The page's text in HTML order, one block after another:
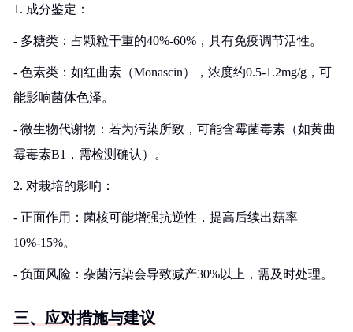
1. 成分鉴定：
- 多糖类：占颗粒干重的40%-60%，具有免疫调节活性。
- 色素类：如红曲素（Monascin），浓度约0.5-1.2mg/g，可
能影响菌体色泽。
- 微生物代谢物：若为污染所致，可能含霉菌毒素（如黄曲
霉毒素B1，需检测确认）。
2. 对栽培的影响：
- 正面作用：菌核可能增强抗逆性，提高后续出菇率
10%-15%。
- 负面风险：杂菌污染会导致减产30%以上，需及时处理。
三、应对措施与建议